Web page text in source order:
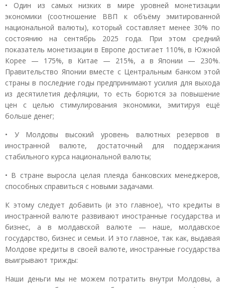
• Один из самых низких в мире уровней монетизации
экономики (соотношение ВВП к объёму эмитированной
национальной валюты), который составляет менее 30% по
состоянию на сентябрь 2025 года. При этом средний
показатель монетизации в Европе достигает 110%, в Южной
Корее — 175%, в Китае — 215%, а в Японии — 230%.
Правительство Японии вместе с Центральным банком этой
страны в последние годы предпринимают усилия для выхода
из десятилетия дефляции, то есть борются за повышение
цен с целью стимулирования экономики, эмитируя ещё
больше денег;
• У Молдовы высокий уровень валютных резервов в
иностранной валюте, достаточный для поддержания
стабильного курса национальной валюты;
• В стране выросла целая плеяда банковских менеджеров,
способных справиться с новыми задачами.
К этому следует добавить (и это главное), что кредиты в
иностранной валюте развивают иностранные государства и
бизнес, а в молдавской валюте — наше, молдавское
государство, бизнес и семьи. И это главное, так как, выдавая
Молдове кредиты в своей валюте, иностранные государства
выигрывают трижды:
Наши деньги мы не можем потратить внутри Молдовы, а